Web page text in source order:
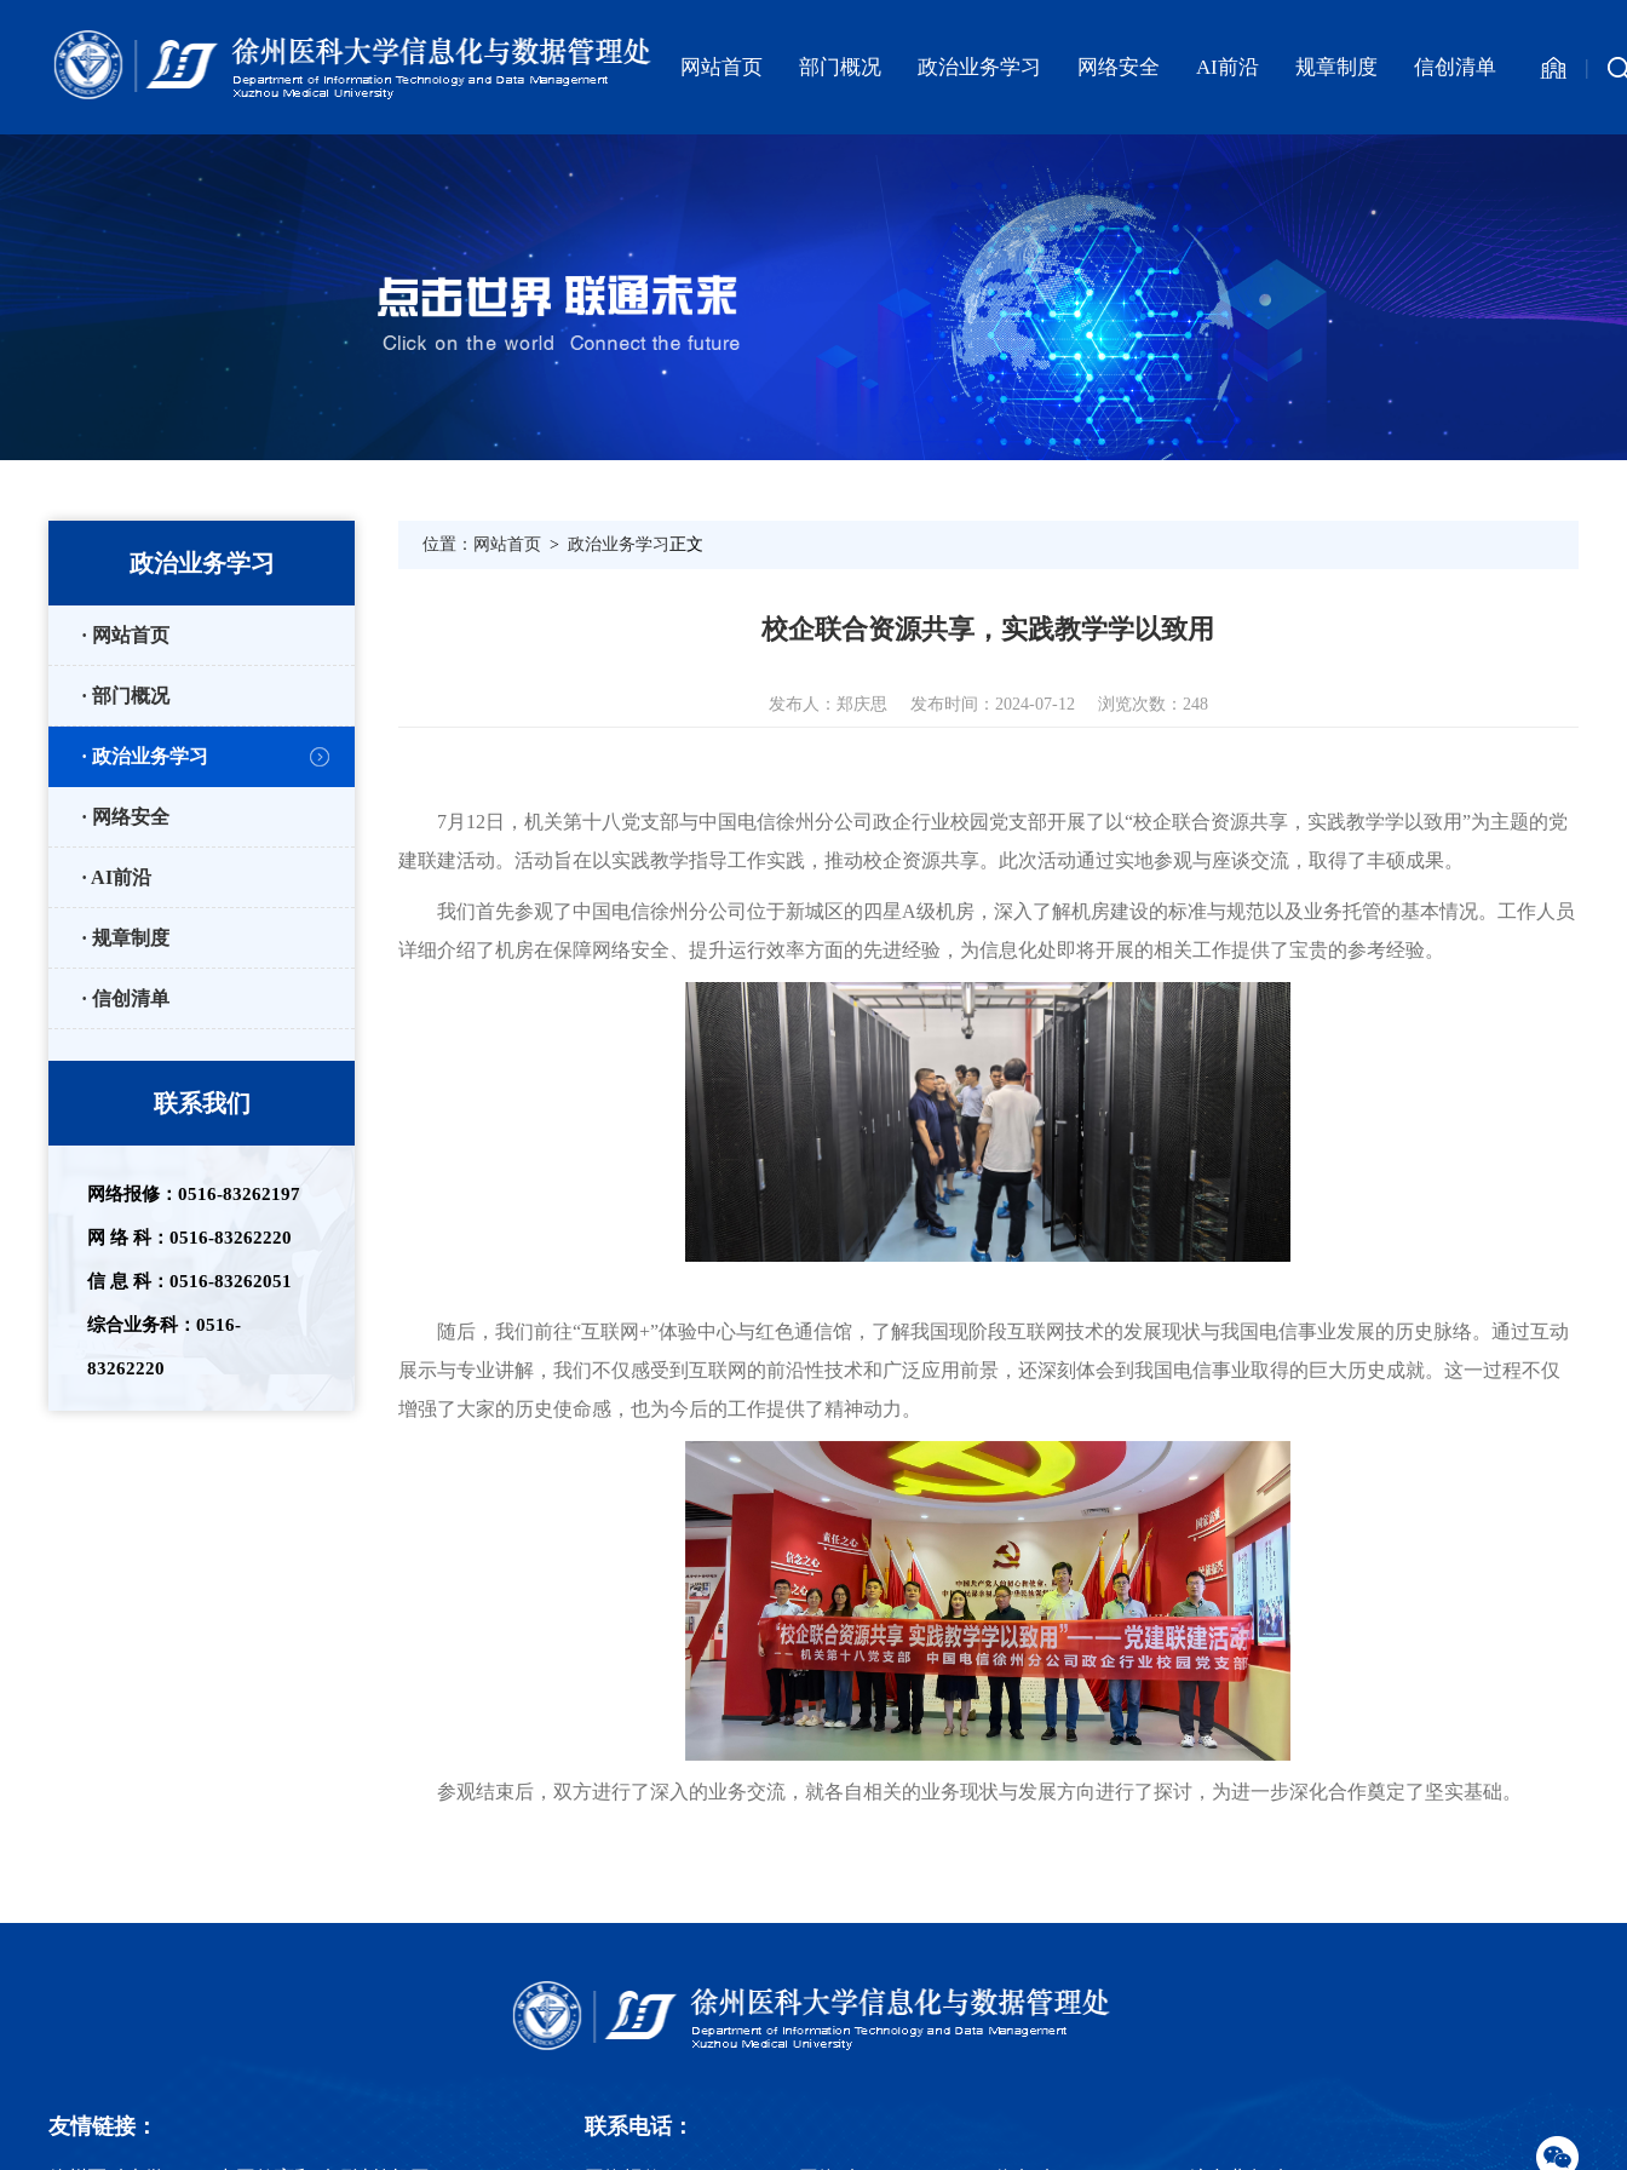
网站首页 部门概况 政治业务学习 网络安全 AI前沿 规章制度 信创清单
政治业务学习
· 网站首页
· 部门概况
· 政治业务学习
· 网络安全
· AI前沿
· 规章制度
· 信创清单
联系我们
网络报修：0516-83262197
网 络 科：0516-83262220
信 息 科：0516-83262051
综合业务科：0516-
83262220
位置： 网站首页 政治业务学习 正文
校企联合资源共享，实践教学学以致用
发布人：郑庆思 发布时间：2024-07-12 浏览次数： 248
7月12日，机关第十八党支部与中国电信徐州分公司政企行业校园党支部开展了以“校企联合资源共享，实践教学学以致用”为主题的党
建联建活动。活动旨在以实践教学指导工作实践，推动校企资源共享。此次活动通过实地参观与座谈交流，取得了丰硕成果。
我们首先参观了中国电信徐州分公司位于新城区的四星A级机房，深入了解机房建设的标准与规范以及业务托管的基本情况。工作人员
详细介绍了机房在保障网络安全、提升运行效率方面的先进经验，为信息化处即将开展的相关工作提供了宝贵的参考经验。
随后，我们前往“互联网+”体验中心与红色通信馆，了解我国现阶段互联网技术的发展现状与我国电信事业发展的历史脉络。通过互动
展示与专业讲解，我们不仅感受到互联网的前沿性技术和广泛应用前景，还深刻体会到我国电信事业取得的巨大历史成就。这一过程不仅
增强了大家的历史使命感，也为今后的工作提供了精神动力。
参观结束后，双方进行了深入的业务交流，就各自相关的业务现状与发展方向进行了探讨，为进一步深化合作奠定了坚实基础。
友情链接： 联系电话：